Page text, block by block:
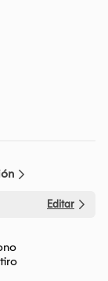
Editar